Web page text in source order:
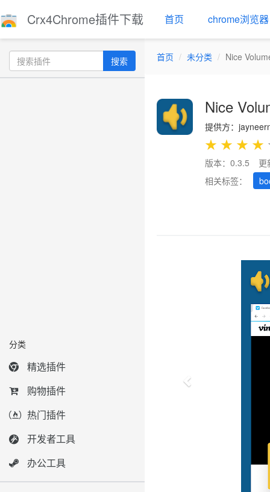
Crx4Chrome插件下载 首页 chrome浏览器
搜索
分类
精选插件
购物插件
热门插件
开发者工具
办公工具
首页 未分类 Nice
Nice
提供方：
★ ★ ★ ★
版本：0.3.5
更
相关标签：